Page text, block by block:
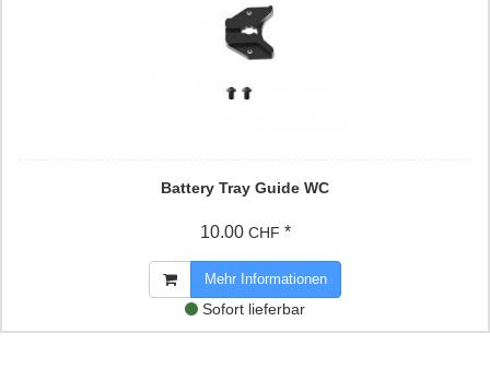
Battery Tray Guide WC
10.00 CHF *
Mehr Informationen
Sofort lieferbar